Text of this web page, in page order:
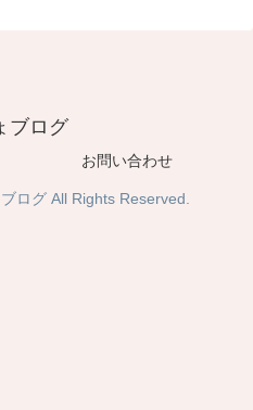
ブログ
お問い合わせ
ログ All Rights Reserved.